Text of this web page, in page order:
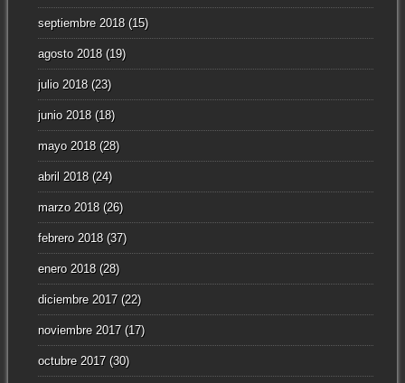
septiembre 2018(15)
agosto 2018(19)
julio 2018(23)
junio 2018(18)
mayo 2018(28)
abril 2018(24)
marzo 2018(26)
febrero 2018(37)
enero 2018(28)
diciembre 2017(22)
noviembre 2017(17)
octubre 2017(30)